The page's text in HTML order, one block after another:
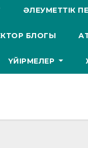
ӘЛЕУМЕТТІК
БЛОГЫ
ҮЙІРМЕЛЕР